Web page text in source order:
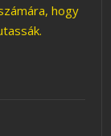
hogy